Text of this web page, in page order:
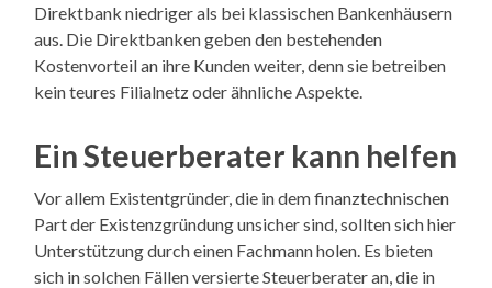
Direktbank niedriger als bei klassischen Bankenhäusern
aus. Die Direktbanken geben den bestehenden
Kostenvorteil an ihre Kunden weiter, denn sie betreiben
kein teures Filialnetz oder ähnliche Aspekte.
Ein Steuerberater kann helfen
Vor allem Existentgründer, die in dem finanztechnischen
Part der Existenzgründung unsicher sind, sollten sich hier
Unterstützung durch einen Fachmann holen. Es bieten
sich in solchen Fällen versierte Steuerberater an, die in